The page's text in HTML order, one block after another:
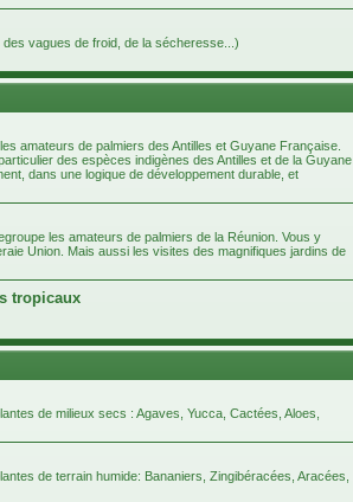
vagues de froid, de la sécheresse...)
amateurs de palmiers des Antilles et Guyane Française.
des espèces indigènes des Antilles et de la Guyane
dans une logique de développement durable, et
les amateurs de palmiers de la Réunion. Vous y
Union. Mais aussi les visites des magnifiques jardins de
tropicaux
de milieux secs : Agaves, Yucca, Cactées, Aloes,
de terrain humide: Bananiers, Zingibéracées, Aracées,